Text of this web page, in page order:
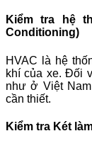
Kiểm tra hệ
Conditioning)
HVAC là hệ
khí của xe. Đối
như ở Việt
cần thiết.
Kiểm tra Két